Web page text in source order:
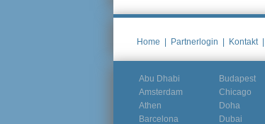
Home | Partnerlogin | Kontakt |
Abu Dhabi
Amsterdam
Athen
Barcelona
Budapest
Chicago
Doha
Dubai